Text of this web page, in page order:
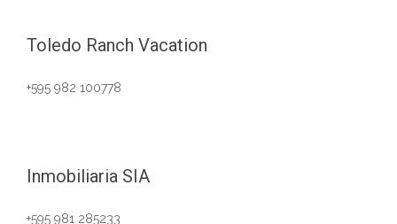
Toledo Ranch Vacation
+595 982 100778
Inmobiliaria SIA
+595 981 285233